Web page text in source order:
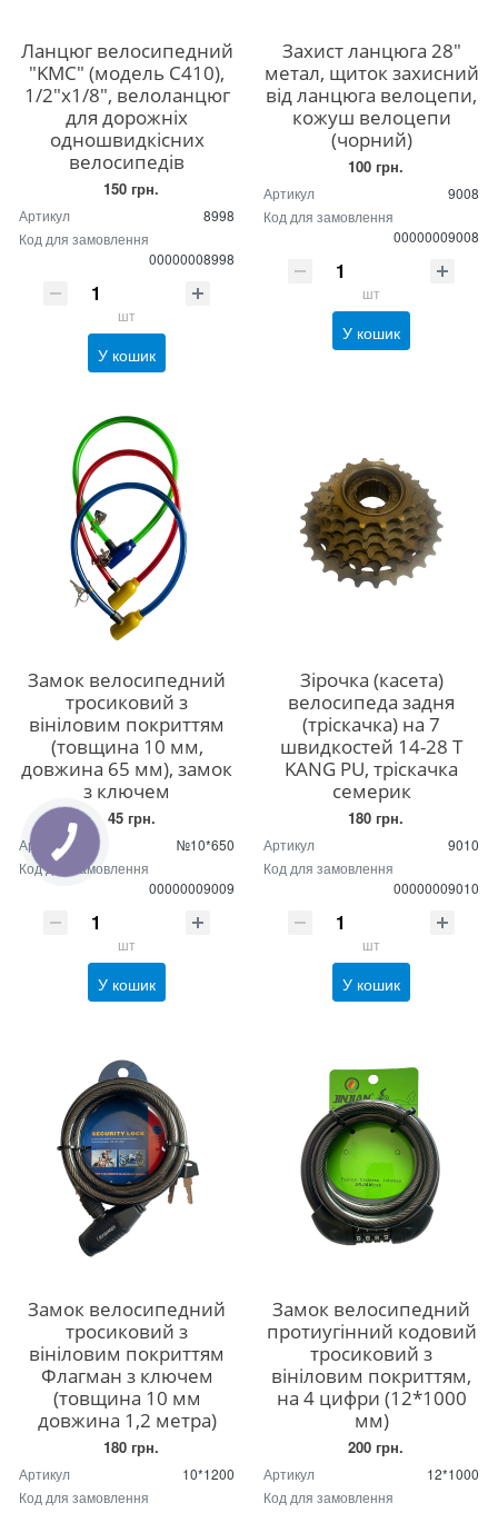
Ланцюг велосипедний
"KMC" (модель C410),
1/2"x1/8", велоланцюг
для дорожніх
одношвидкісних
велосипедів
150 грн.
Артикул
8998
Код для замовлення
00000008998
шт
У кошик
Захист ланцюга 28"
метал, щиток захисний
від ланцюга велоцепи,
кожуш велоцепи
(чорний)
100 грн.
Артикул
9008
Код для замовлення
00000009008
шт
У кошик
Замок велосипедний
тросиковий з
вініловим покриттям
(товщина 10 мм,
довжина 65 мм), замок
з ключем
45 грн.
Артикул
№10*650
Код для замовлення
00000009009
шт
У кошик
Зірочка (касета)
велосипеда задня
(тріскачка) на 7
швидкостей 14-28 Т
KANG PU, тріскачка
семерик
180 грн.
Артикул
9010
Код для замовлення
00000009010
шт
У кошик
Замок велосипедний
тросиковий з
вініловим покриттям
Флагман з ключем
(товщина 10 мм
довжина 1,2 метра)
180 грн.
Артикул
10*1200
Код для замовлення
Замок велосипедний
протиугінний кодовий
тросиковий з
вініловим покриттям,
на 4 цифри (12*1000
мм)
200 грн.
Артикул
12*1000
Код для замовлення
КНОПКА
ЗВ'ЯЗКУ